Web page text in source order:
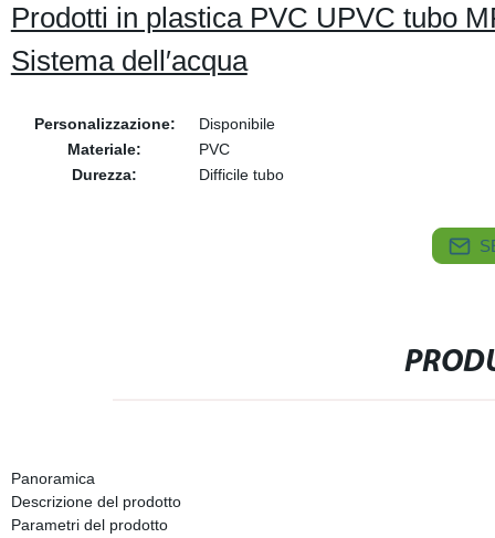
Prodotti in plastica PVC UPVC tubo
Sistema dell′acqua
Personalizzazione:
Disponibile
Materiale:
PVC
Durezza:
Difficile tubo
Panoramica
Descrizione del prodotto
Parametri del prodotto